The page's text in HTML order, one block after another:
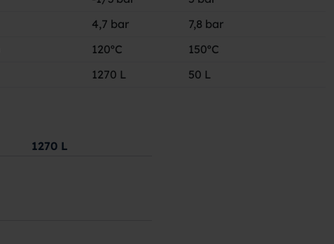
4,7 bar 7,8 bar
120ºC 150ºC
1270 L 50 L
1270 L